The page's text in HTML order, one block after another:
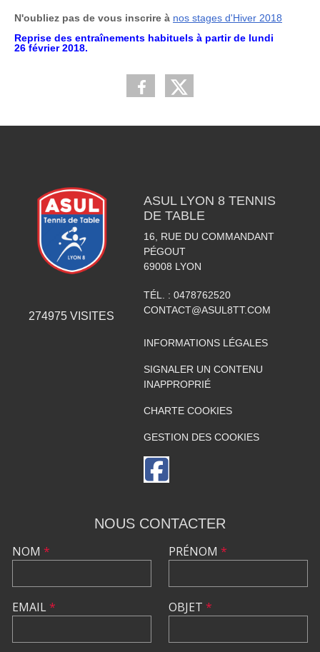
N'oubliez pas de vous inscrire à nos stages d'Hiver 2018
Reprise des entraînements habituels à partir de lundi
26 février 2018.
274975 VISITES
ASUL LYON 8 TENNIS
DE TABLE
16, RUE DU COMMANDANT
PÉGOUT
69008 LYON
TÉL. : 0478762520
CONTACT@ASUL8TT.COM
INFORMATIONS LÉGALES
SIGNALER UN CONTENU
INAPPROPRIÉ
CHARTE COOKIES
GESTION DES COOKIES
NOUS CONTACTER
NOM *
EMAIL*
PRÉNOM *
OBJET *